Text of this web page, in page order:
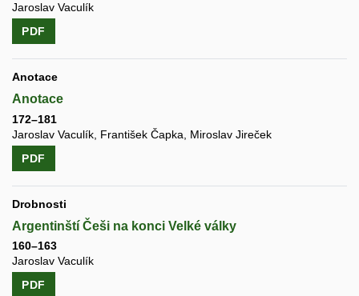
Jaroslav Vaculík
PDF
Anotace
Anotace
172–181
Jaroslav Vaculík, František Čapka, Miroslav Jireček
PDF
Drobnosti
Argentinští Češi na konci Velké války
160–163
Jaroslav Vaculík
PDF